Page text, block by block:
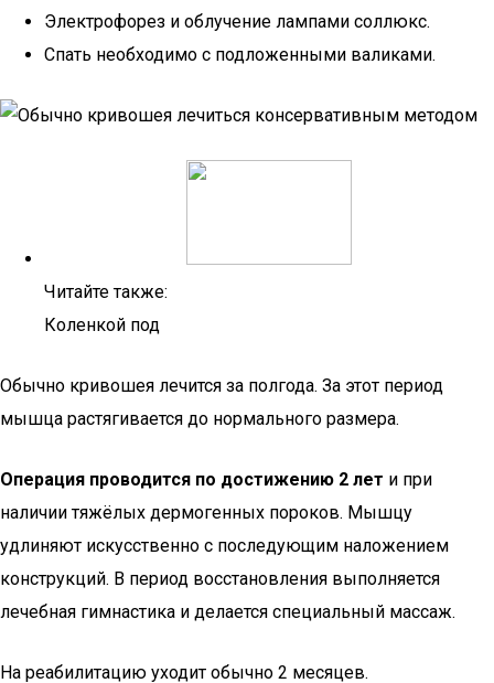
Электрофорез и облучение лампами соллюкс.
Спать необходимо с подложенными валиками.
Читайте также:
Коленкой под
Обычно кривошея лечится за полгода. За этот период
мышца растягивается до нормального размера.
Операция проводится по достижению 2 лет и при
наличии тяжёлых дермогенных пороков. Мышцу
удлиняют искусственно с последующим наложением
конструкций. В период восстановления выполняется
лечебная гимнастика и делается специальный массаж.
На реабилитацию уходит обычно 2 месяцев.